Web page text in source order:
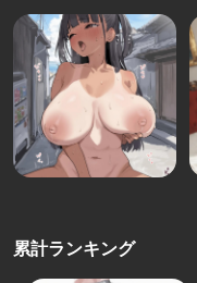
累計ランキング